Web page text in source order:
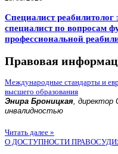
Специалист
специалист по вопросам
профессиональной
Правовая
Международные стандарты и
высшего образования
Энира Броницкая, директор
инвалидностью
Читать далее »
О ДОСТУПНОСТИ